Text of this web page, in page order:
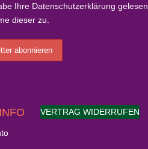
Ihre Datenschutzerklärung gelesen
dieser zu.
VERTRAG WIDERRUFEN